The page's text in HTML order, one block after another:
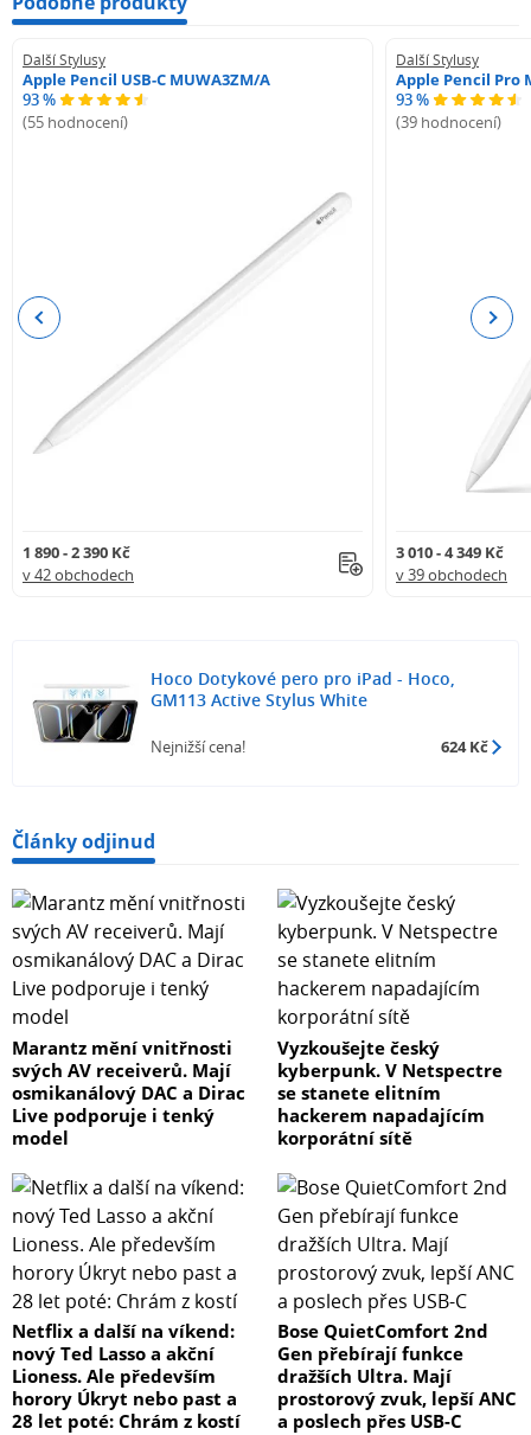
Další Stylusy
Apple Pencil USB-C MUWA3ZM/A
93 %
(55 hodnocení)
1 890 - 2 390 Kč
v 42 obchodech
Další Stylusy
Apple Pencil Pro
93 %
(39 hodnocení)
3 010 - 4 349 Kč
v 39 obchodech
Previous Next
Hoco Dotykové pero pro iPad - Hoco,
GM113 Active Stylus White
Nejnižší cena! 624 Kč
Články odjinud
Marantz mění vnitřnosti
svých AV receiverů. Mají
osmikanálový DAC a Dirac
Live podporuje i tenký
model
Vyzkoušejte český
kyberpunk. V Netspectre
se stanete elitním
hackerem napadajícím
korporátní sítě
Netflix a další na víkend:
nový Ted Lasso a akční
Lioness. Ale především
horory Úkryt nebo past a
28 let poté: Chrám z kostí
Bose QuietComfort 2nd
Gen přebírají funkce
dražších Ultra. Mají
prostorový zvuk, lepší ANC
a poslech přes USB-C